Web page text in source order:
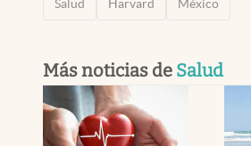
Salud Harvard México
Más noticias de Salud